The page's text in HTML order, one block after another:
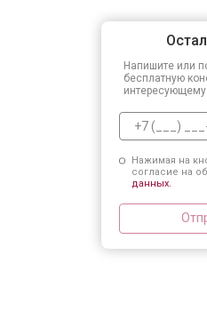
Напишите или
бесплатную
интересующему
Нажимая на
согласие на
данных.